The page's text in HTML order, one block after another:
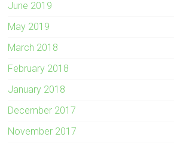
June 2019
May 2019
March 2018
February 2018
January 2018
December 2017
November 2017